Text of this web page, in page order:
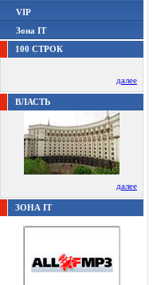
VIP
Зона IT
100 СТРОК
далее
ВЛАСТЬ
далее
ЗОНА IT